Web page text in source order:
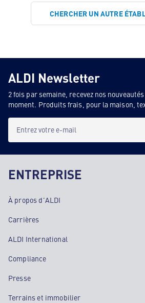
CHERCHER UN AUTRE
ALDI Newsletter
2 fois par semaine, recevez nos
moment. Produits frais, pour la maison,
Entrez votre e-mail
ENTREPRISE
À propos d'ALDI
Carrières
ALDI International
Compliance
Presse
Terrains et immobilier